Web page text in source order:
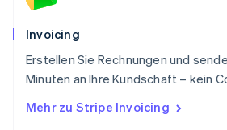
Invoicing
Erstellen Sie Rechnungen und
Minuten an Ihre Kundschaft – kein
Mehr zu Stripe Invoicing
Schweiz
Singapur
English简体中文
Slowakei
Slowenien